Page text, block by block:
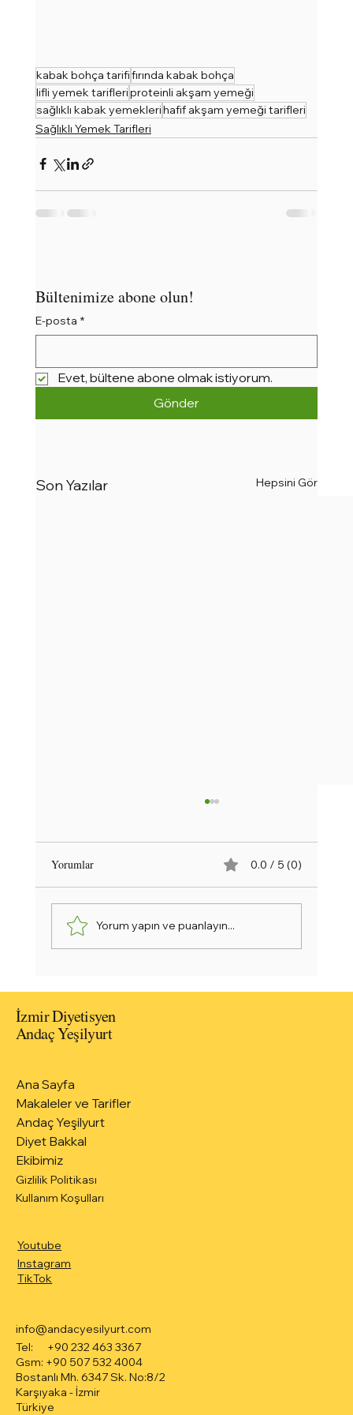
kabak bohça tarififırında kabak bohça
lifli yemek tarifleriproteinli akşam yemeği
sağlıklı kabak yemeklerihafif akşam yemeği tarifleri
Sağlıklı Yemek Tarifleri
Bültenimize abone olun!
E-posta *
Evet, bültene abone olmak istiyorum.
Gönder
Son Yazılar Hepsini Gör
Yorumlar 0.0 / 5 (0)
Yorum yapın ve puanlayın...
İzmir Diyetisyen
Andaç Yeşilyurt
Ana Sayfa
Makaleler ve Tarifler
Andaç Yeşilyurt
Diyet Bakkal
Ekibimiz
Gizlilik Politikası
Kullanım Koşulları
Tel: +90 232 463 3367
Gsm: +90 507 532 4004
info@andacyesilyurt.com
Bostanlı Mh. 6347 Sk. No:8/2
Karşıyaka - İzmir
Türkiye
Youtube
Instagram
TikTok